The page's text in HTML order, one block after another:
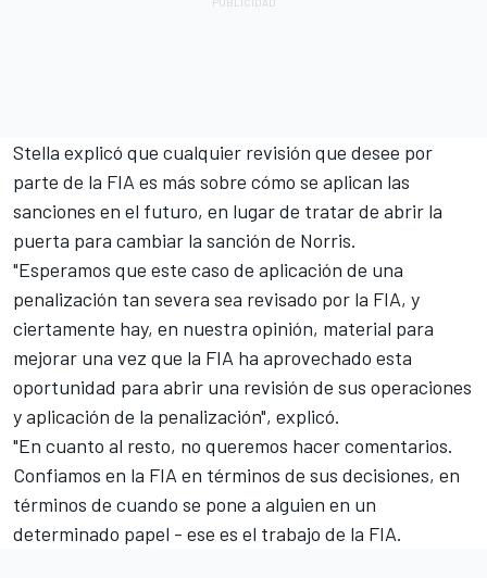
Stella explicó que cualquier revisión que desee por
parte de la FIA es más sobre cómo se aplican las
sanciones en el futuro, en lugar de tratar de abrir la
puerta para cambiar la sanción de Norris.
"Esperamos que este caso de aplicación de una
penalización tan severa sea revisado por la FIA, y
ciertamente hay, en nuestra opinión, material para
mejorar una vez que la FIA ha aprovechado esta
oportunidad para abrir una revisión de sus operaciones
y aplicación de la penalización", explicó.
"En cuanto al resto, no queremos hacer comentarios.
Confiamos en la FIA en términos de sus decisiones, en
términos de cuando se pone a alguien en un
determinado papel - ese es el trabajo de la FIA.